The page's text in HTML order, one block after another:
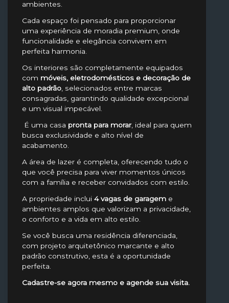
ambientes.
Cada espaço foi pensado para proporcionar
uma experiência de moradia premium, onde
funcionalidade e elegância convivem em
perfeita harmonia.
Os interiores são completamente equipados
com móveis, eletrodomésticos e decoração de
alto padrão , selecionados entre marcas
consagradas, garantindo qualidade excepcional
e um visual impecável.
É uma casa pronta para morar, ideal para quem
busca exclusividade e alto nível de
acabamento.
A área de lazer é completa, oferecendo tudo o
que você precisa para viver momentos únicos
com a família e receber convidados com estilo.
A propriedade inclui 4 vagas de garagem e
ambientes amplos que valorizam a privacidade,
o conforto e a vida em alto estilo.
Se você busca uma residência diferenciada,
com projeto arquitetônico marcante e alto
padrão construtivo, esta é a oportunidade
perfeita.
Cadastre-se agora mesmo e agende sua visita.